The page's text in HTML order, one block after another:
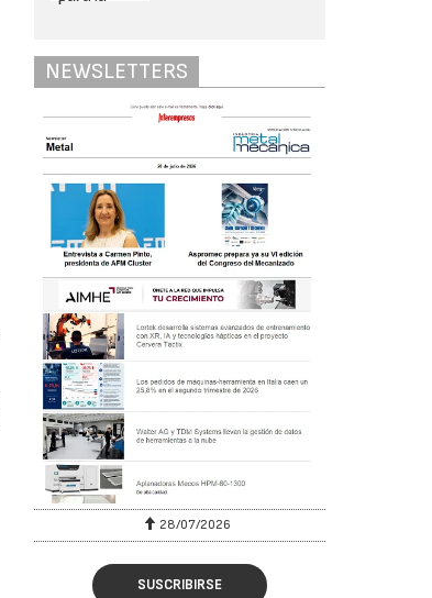
NEWSLETTERS
28/07/2026
SUSCRIBIRSE